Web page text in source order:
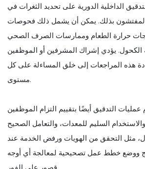
الداخلية الدورية على تحديد الثغرات في
المفتشون بذلك. يمكن أن يشمل ذلك فحوصات
حرارة الطعام وممارسات الصرف الصحي
الكحول. يؤدي إشراك المشرفين أو الموظفين
هذه المراجعات إلى خلق المساءلة على كل
مستوى.
التدقيق أيضًا بتقييم التزام الموظفين
السليم للمعدات، والتعامل الصحيح
مثل التحقق من الهويات ورفض الخدمة عند
ووضع خطط عمل تصحيحية لمعالجة أي أوجه